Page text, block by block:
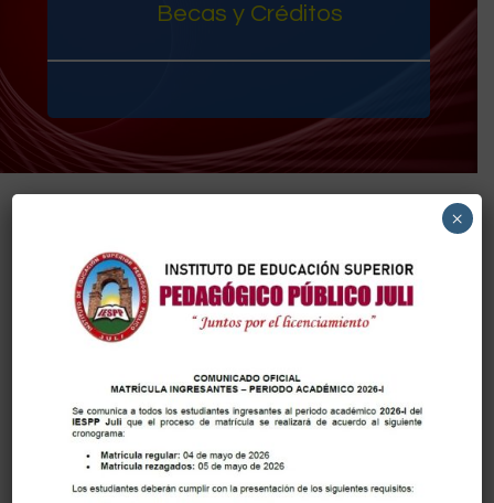
Becas y Créditos
Becas y Créditos 2024 – I
👉 Tipos de Beca
👉 Requisitos
👉 Beneficiarios 2024
×